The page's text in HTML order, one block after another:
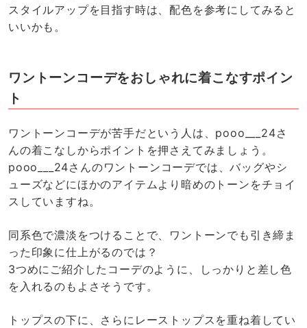
スタイルアップを目指す時は、配色を参考にしてみると
いいかも。
ワントーンコーデをおしゃれに着こなすポイン
ト
ワントーンコーデが苦手だという人は、pooo___24さ
んの着こなしからポイントを押さえてみましょう。
pooo___24さんのワントーンコーデでは、バッグやシ
ューズなどにほかのアイテムより暗めのトーンをチョイ
スしていますね。
同系色で濃淡をつけることで、ワントーンでも引き締ま
った印象に仕上がるのでは？
3つめにご紹介したコーデのように、しっかりと差し色
を入れるのもよさそうです。
トップスの下に、さらにレーストップスを重ね着してい